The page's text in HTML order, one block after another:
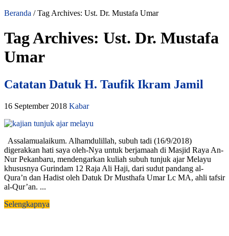
Beranda / Tag Archives: Ust. Dr. Mustafa Umar
Tag Archives: Ust. Dr. Mustafa
Umar
Catatan Datuk H. Taufik Ikram Jamil
16 September 2018 Kabar
Assalamualaikum. Alhamdulillah, subuh tadi (16/9/2018)
digerakkan hati saya oleh-Nya untuk berjamaah di Masjid Raya An-
Nur Pekanbaru, mendengarkan kuliah subuh tunjuk ajar Melayu
khususnya Gurindam 12 Raja Ali Haji, dari sudut pandang al-
Qura’n dan Hadist oleh Datuk Dr Musthafa Umar Lc MA, ahli tafsir
al-Qur’an. ...
Selengkapnya